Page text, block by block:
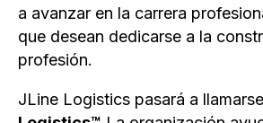
a avanzar en la carrera
que desean dedicarse a la
profesión.
JLine Logistics pasará a llamarse